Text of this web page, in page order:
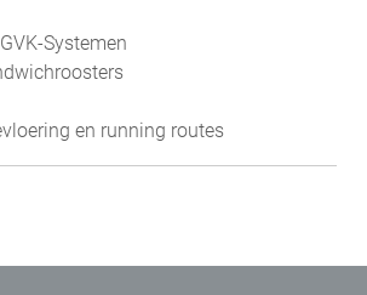
GVK-Systemen
en running routes